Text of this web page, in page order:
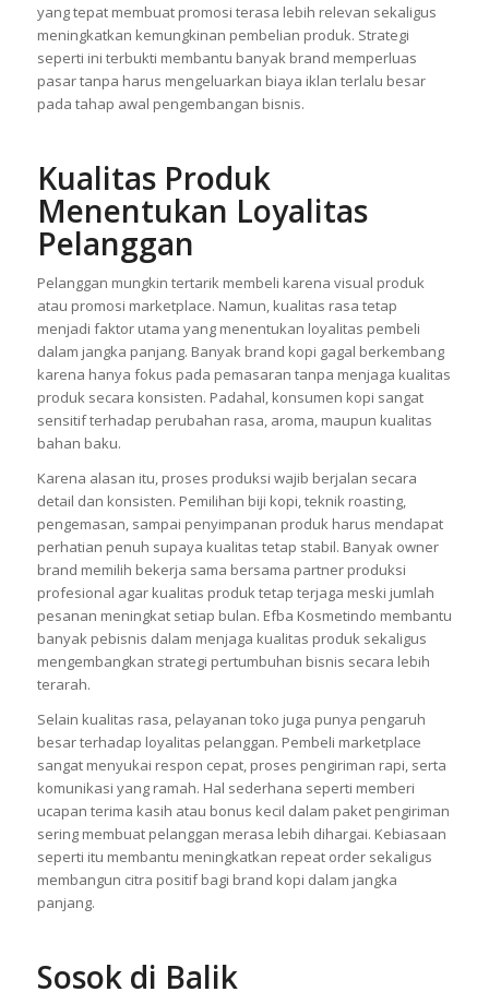
yang tepat membuat promosi terasa lebih relevan sekaligus
meningkatkan kemungkinan pembelian produk. Strategi
seperti ini terbukti membantu banyak brand memperluas
pasar tanpa harus mengeluarkan biaya iklan terlalu besar
pada tahap awal pengembangan bisnis.
Kualitas Produk
Menentukan Loyalitas
Pelanggan
Pelanggan mungkin tertarik membeli karena visual produk
atau promosi marketplace. Namun, kualitas rasa tetap
menjadi faktor utama yang menentukan loyalitas pembeli
dalam jangka panjang. Banyak brand kopi gagal berkembang
karena hanya fokus pada pemasaran tanpa menjaga kualitas
produk secara konsisten. Padahal, konsumen kopi sangat
sensitif terhadap perubahan rasa, aroma, maupun kualitas
bahan baku.
Karena alasan itu, proses produksi wajib berjalan secara
detail dan konsisten. Pemilihan biji kopi, teknik roasting,
pengemasan, sampai penyimpanan produk harus mendapat
perhatian penuh supaya kualitas tetap stabil. Banyak owner
brand memilih bekerja sama bersama partner produksi
profesional agar kualitas produk tetap terjaga meski jumlah
pesanan meningkat setiap bulan. Efba Kosmetindo membantu
banyak pebisnis dalam menjaga kualitas produk sekaligus
mengembangkan strategi pertumbuhan bisnis secara lebih
terarah.
Selain kualitas rasa, pelayanan toko juga punya pengaruh
besar terhadap loyalitas pelanggan. Pembeli marketplace
sangat menyukai respon cepat, proses pengiriman rapi, serta
komunikasi yang ramah. Hal sederhana seperti memberi
ucapan terima kasih atau bonus kecil dalam paket pengiriman
sering membuat pelanggan merasa lebih dihargai. Kebiasaan
seperti itu membantu meningkatkan repeat order sekaligus
membangun citra positif bagi brand kopi dalam jangka
panjang.
Sosok di Balik